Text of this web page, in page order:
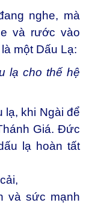
nghe, mà
và rước vào
một Dấu Lạ:
lạ cho thế hệ
lạ, khi Ngài để
Giá. Đức
lạ hoàn tất
và sức mạnh